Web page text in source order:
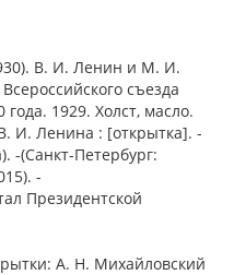
В. И. Ленин и М. И.
съезда
1929. Холст, масло.
И. Ленина : [открытка]. -
-(Санкт-Петербург:
-
Президентской
А. Н. Михайловский